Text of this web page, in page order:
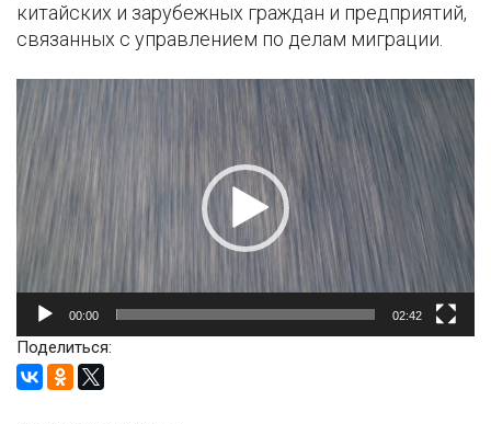
китайских и зарубежных граждан и предприятий,
связанных с управлением по делам миграции.
Видеоплеер
00:00 02:42
Поделиться: